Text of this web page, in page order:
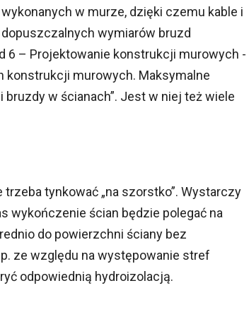
w murze, dzięki czemu kable i
wymiarów bruzd
6 – Projektowanie konstrukcji murowych -
konstrukcji murowych. Maksymalne
w ścianach”. Jest w niej też wiele
tynkować „na szorstko”. Wystarczy
wykończenie ścian będzie polegać na
do powierzchni ściany bez
ze względu na występowanie stref
odpowiednią hydroizolacją.